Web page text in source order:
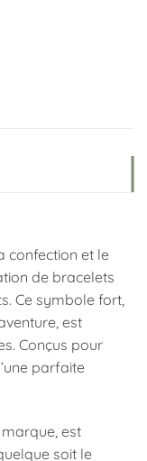
confection et le
de bracelets
Ce symbole fort,
est
Conçus pour
parfaite
est
soit le